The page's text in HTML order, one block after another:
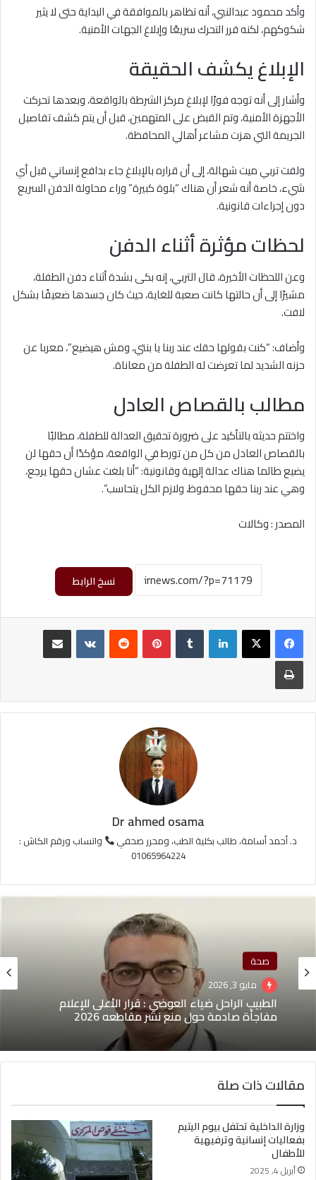
وأكد محمود عبدالنبي، أنه تظاهر بالموافقة في البداية حتى لا يثير
شكوكهم، لكنه قرر التحرك سريعًا وإبلاغ الجهات الأمنية.
الإبلاغ يكشف الحقيقة
وأشار إلى أنه توجه فورًا لإبلاغ مركز الشرطة بالواقعة، وبعدها تحركت
الأجهزة الأمنية، وتم القبض على المتهمين، قبل أن يتم كشف تفاصيل
الجريمة التي هزت مشاعر أهالي المحافظة.
ولفت تربي ميت شهالة، إلى أن قراره بالإبلاغ جاء بدافع إنساني قبل أي
شيء، خاصة أنه شعر أن هناك “بلوة كبيرة” وراء محاولة الدفن السريع
دون إجراءات قانونية.
لحظات مؤثرة أثناء الدفن
وعن اللحظات الأخيرة، قال التربي، إنه بكى بشدة أثناء دفن الطفلة،
مشيرًا إلى أن حالتها كانت صعبة للغاية، حيث كان جسدها ضعيفًا بشكل
لافت.
وأضاف: “كنت بقولها حقك عند ربنا يا بنتي، ومش هيضيع”، معربا عن
حزنه الشديد لما تعرضت له الطفلة من معاناة.
مطالب بالقصاص العادل
واختتم حديثه بالتأكيد على ضرورة تحقيق العدالة للطفلة، مطالبًا
بالقصاص العادل من كل من تورط في الواقعة، مؤكدًا أن حقها لن
يضيع طالما هناك عدالة إلهية وقانونية: “أنا بلغت عشان حقها يرجع،
وهي عند ربنا حقها محفوظ، ولازم الكل يتحاسب”.
المصدر : وكالات
نسخ الرابط
لينكدإن بينتيريست
طباعة
Dr ahmed osama
د. أحمد أسامة، طالب بكلية الطب، ومحرر صحفي
واتساب ورقم الكاش :
01065964224
صحة
مايو 3, 2026
الطبيب الراحل ضياء العوضي : قرار الأعلى للإعلام
مفاجأة صادمة حول منع نشر مقاطعه 2026
مقالات ذات صلة
وزارة الداخلية تحتفل بيوم اليتيم
بفعاليات إنسانية وترفيهية
للأطفال
أبريل 4, 2025